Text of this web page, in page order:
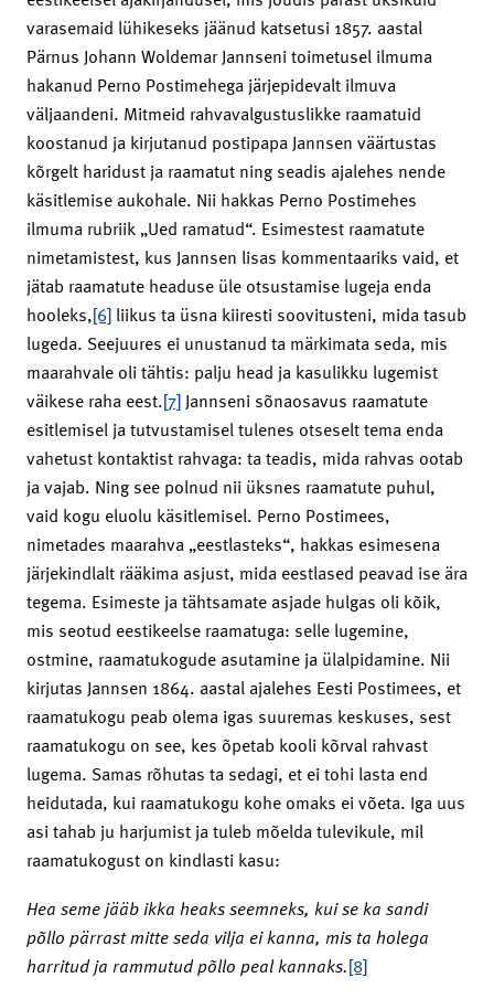
varasemaid lühikeseks jäänud katsetusi 1857. aastal
Pärnus Johann Woldemar Jannseni toimetusel ilmuma
hakanud Perno Postimehega järjepidevalt ilmuva
väljaandeni. Mitmeid rahvavalgustuslikke raamatuid
koostanud ja kirjutanud postipapa Jannsen väärtustas
kõrgelt haridust ja raamatut ning seadis ajalehes nende
käsitlemise aukohale. Nii hakkas Perno Postimehes
ilmuma rubriik „Ued ramatud“. Esimestest raamatute
nimetamistest, kus Jannsen lisas kommentaariks vaid, et
jätab raamatute headuse üle otsustamise lugeja enda
hooleks,[6] liikus ta üsna kiiresti soovitusteni, mida tasub
lugeda. Seejuures ei unustanud ta märkimata seda, mis
maarahvale oli tähtis: palju head ja kasulikku lugemist
väikese raha eest.[7] Jannseni sõnaosavus raamatute
esitlemisel ja tutvustamisel tulenes otseselt tema enda
vahetust kontaktist rahvaga: ta teadis, mida rahvas ootab
ja vajab. Ning see polnud nii üksnes raamatute puhul,
vaid kogu eluolu käsitlemisel. Perno Postimees,
nimetades maarahva „eestlasteks“, hakkas esimesena
järjekindlalt rääkima asjust, mida eestlased peavad ise ära
tegema. Esimeste ja tähtsamate asjade hulgas oli kõik,
mis seotud eestikeelse raamatuga: selle lugemine,
ostmine, raamatukogude asutamine ja ülalpidamine. Nii
kirjutas Jannsen 1864. aastal ajalehes Eesti Postimees, et
raamatukogu peab olema igas suuremas keskuses, sest
raamatukogu on see, kes õpetab kooli kõrval rahvast
lugema. Samas rõhutas ta sedagi, et ei tohi lasta end
heidutada, kui raamatukogu kohe omaks ei võeta. Iga uus
asi tahab ju harjumist ja tuleb mõelda tulevikule, mil
raamatukogust on kindlasti kasu:
Hea seme jääb ikka heaks seemneks, kui se ka sandi
põllo pärrast mitte seda vilja ei kanna, mis ta holega
harritud ja rammutud põllo peal kannaks.[8]